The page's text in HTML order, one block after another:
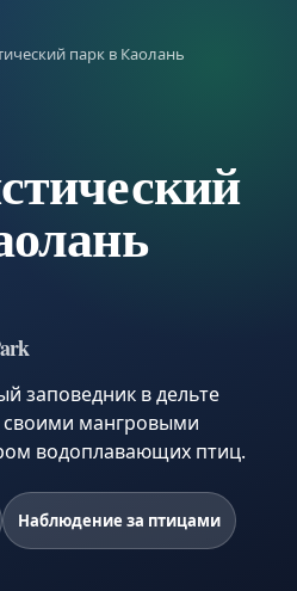
парк в Каолань
заповедник в дельте
мангровыми
водоплавающих птиц.
Наблюдение за птицами